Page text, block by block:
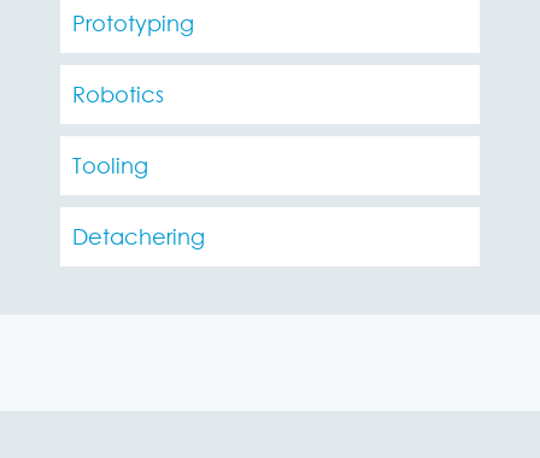
Prototyping
Robotics
Tooling
Detachering